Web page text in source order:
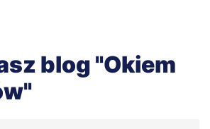
blog "Okiem